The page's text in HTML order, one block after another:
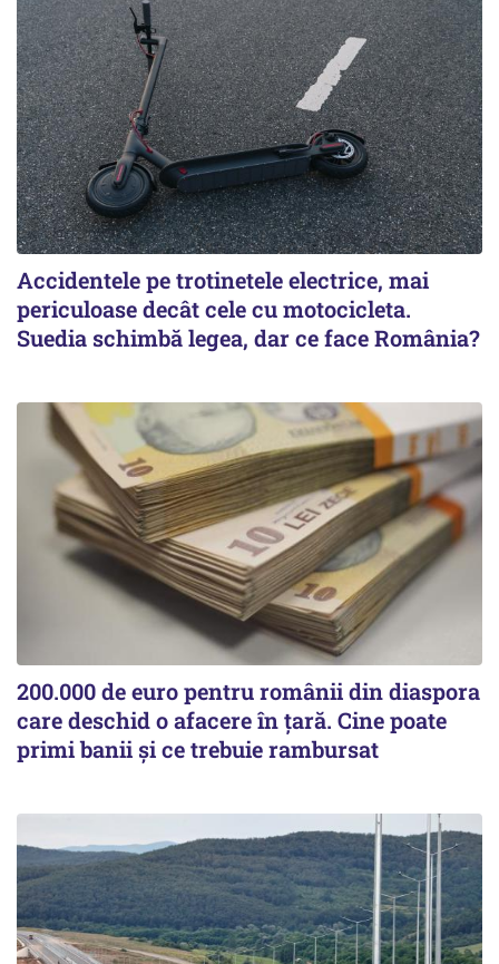
Accidentele pe trotinetele electrice, mai
periculoase decât cele cu motocicleta.
Suedia schimbă legea, dar ce face România?
200.000 de euro pentru românii din diaspora
care deschid o afacere în țară. Cine poate
primi banii și ce trebuie rambursat